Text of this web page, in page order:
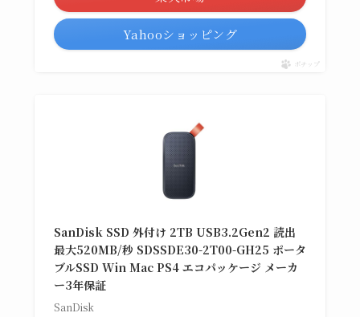
Yahooショッピング
ポチップ
SanDisk SSD 外付け 2TB USB3.2Gen2 読出
最大520MB/秒 SDSSDE30-2T00-GH25 ポータ
ブルSSD Win Mac PS4 エコパッケージ メーカ
ー3年保証
SanDisk